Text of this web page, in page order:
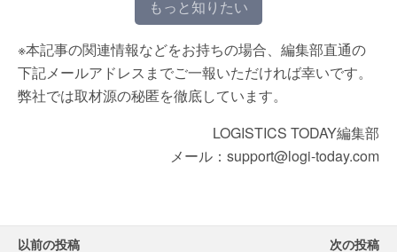
もっと知りたい
※本記事の関連情報などをお持ちの場合、編集部直通の
下記メールアドレスまでご一報いただければ幸いです。
弊社では取材源の秘匿を徹底しています。
LOGISTICS TODAY編集部
メール：support@logi-today.com
以前の投稿 次の投稿